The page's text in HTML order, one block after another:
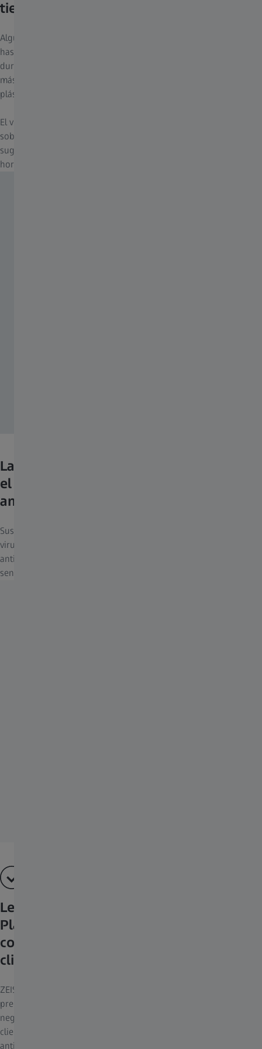
tiempo.
Algunos virus sobreviven en las superficies desde varias horas
hasta varios días. Otros pueden incluso seguir siendo infecciosos
durante más de 2 meses. Los patógenos virales suelen sobrevivir
más tiempo en materiales no porosos (como las superficies
plásticas) que en los no porosos, como los textiles.
El virus que causa el COVID-19 (SARS-CoV-2) también puede
sobrevivir en las superficies algún tiempo. Un estudio reciente
sugiere que el virus puede seguir siendo infeccioso hasta 72
horas en superficies de acero inoxidable y plástico.
La sensibilización ante los virus prepara
el camino para los tratamientos
antimicrobianos.
Sus clientes son muy conscientes del riesgo que suponen los
virus y de la higiene de sus lentes. Está claro que los tratamientos
antivíricos y antibacterianos son prioritarios y que la
sensibilización va en aumento.
Lentes ZEISS con DuraVision AntiVirus
Platinum UV: un nivel adicional de
confianza de una marca en la que sus
clientes pueden confiar.
ZEISS ha dado con una solución para responder a esta creciente
preocupación. Esta solución también lo ayudará a reactivar su
negocio con un producto que es relevante para todos los
clientes. Ofrezca el primer tratamiento antirreflejo, antivírico y
antibacteriano de ZEISS para satisfacer las necesidades actuales